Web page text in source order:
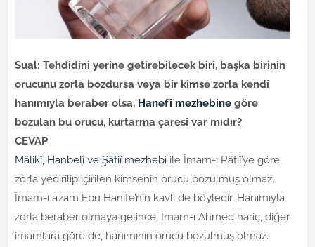
Sual: Tehdidini yerine getirebilecek biri, başka birinin
orucunu zorla bozdursa veya bir kimse zorla kendi
hanımıyla beraber olsa, Hanefî mezhebine göre
bozulan bu orucu, kurtarma çaresi var mıdır?
CEVAP
Mâlikî, Hanbelî ve Şâfiî mezhebi ile İmam-ı Râfiî’ye göre,
zorla yedirilip içirilen kimsenin orucu bozulmuş olmaz.
İmam-ı a’zam Ebu Hanife’nin kavli de böyledir. Hanımıyla
zorla beraber olmaya gelince, İmam-ı Ahmed hariç, diğer
imamlara göre de, hanımının orucu bozulmuş olmaz.